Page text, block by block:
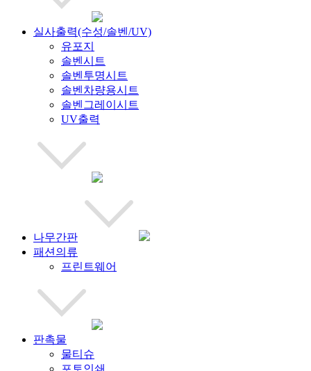
실사출력(수성/솔벤/UV)
유포지
솔벤시트
솔벤투명시트
솔벤차량용시트
솔벤그레이시트
UV출력
나무간판
패션의류
프린트웨어
판촉물
물티슈
포토인쇄